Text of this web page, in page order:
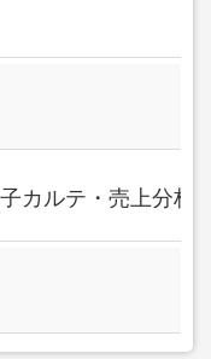
カルテ・売上分析